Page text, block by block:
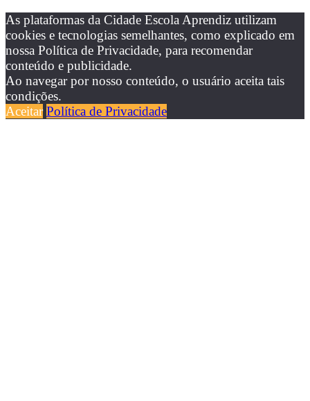
As plataformas da Cidade Escola Aprendiz utilizam
cookies e tecnologias semelhantes, como explicado em
nossa Política de Privacidade, para recomendar
conteúdo e publicidade.
Ao navegar por nosso conteúdo, o usuário aceita tais
condições.
Aceitar Política de Privacidade